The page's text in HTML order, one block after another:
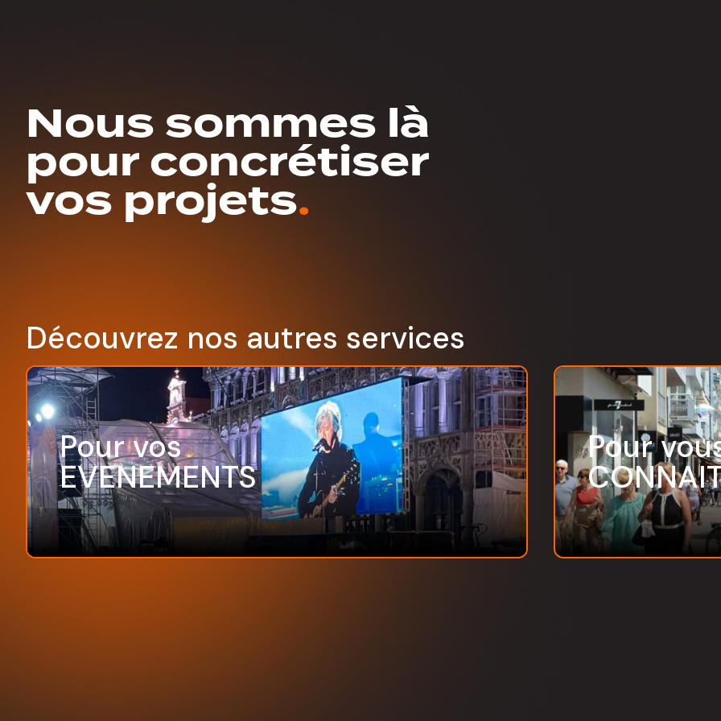
Nous sommes là
pour concrétiser
vos projets.
Découvrez nos autres services
Pour vos
EVENEMENTS
Pour